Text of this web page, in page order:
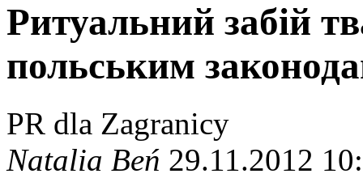
Ритуальний забій
польським
PR dla Zagranicy
Natalia Beń 29.11.2012